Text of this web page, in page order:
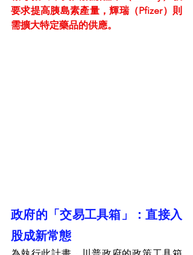
要求提高胰島素產量，輝瑞（Pfizer）則
需擴大特定藥品的供應。
政府的「交易工具箱」：直接入
股成新常態